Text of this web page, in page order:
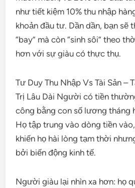
như tiết kiệm 10% thu nhập
khoản đầu tư. Dần dần, bạn sẽ
“bay” mà còn “sinh sôi” theo
hơn với sự giàu có thực thụ.
Tư Duy Thu Nhập Vs Tài Sản –
Trị Lâu Dài Người có tiền
công bằng con số lương tháng
Họ tập trung vào dòng tiền
khiến họ hài lòng tạm thời
bởi biến động kinh tế.
Người giàu lại nhìn xa hơn: họ